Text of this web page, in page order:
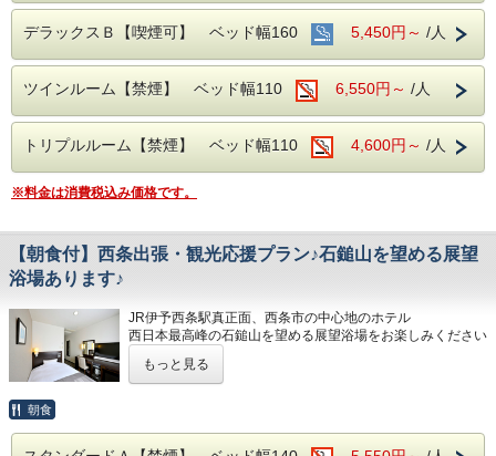
■焼き立てパンや産直市から取り寄せた地元野菜の和洋バイ
キング(定価：￥1320（税込）)
朝食付きプランでご予約いただくとお得にお召し上がりいた
だけます
■室内設備(全部屋１４平米以上)
・シモンズ社製デュベスタイルロング＆ワイドベッドで快適
な寝心地
・43型壁掛けテレビ、全室加湿機能付き空気清浄機、今治
タオル、各部屋Wi-Fi
■各種サービス
アメニティバー、会議室
■注意事項
団体様の場合や時期によりキャンセル規定が異なります
詳しくはホテルまでお問い合わせくださいませ
JR伊予西条駅真正面、西条市の中心地のホテ
デラックスＢ【喫煙可】 ベッド幅160 5,450円～ /人
ツインルーム【禁煙】 ベッド幅110 6,550円～ /人
トリプルルーム【禁煙】 ベッド幅110 4,600円～ /人
※料金は消費税込み価格です。
【朝食付】西条出張・観光応援プラン♪石鎚山を望める展望
浴場あります♪
JR伊予西条駅真正面、西条市の中心地のホテル
西日本最高峰の石鎚山を望める展望浴場をお楽しみください
■男女別展望浴場(最上階：９階)
西日本最高峰の石鎚山や西条市の街並を望める人工ヘルスト
もっと見る
朝食